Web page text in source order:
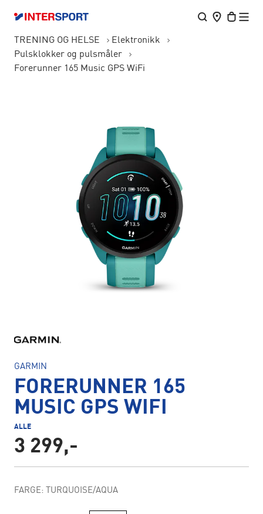
TRENING OG HELSE
Elektronikk
Pulsklokker og pulsmåler
Forerunner 165 Music GPS WiFi
GARMIN
FORERUNNER 165
MUSIC GPS WIFI
ALLE
3 299,-
FARGE: TURQUOISE/AQUA